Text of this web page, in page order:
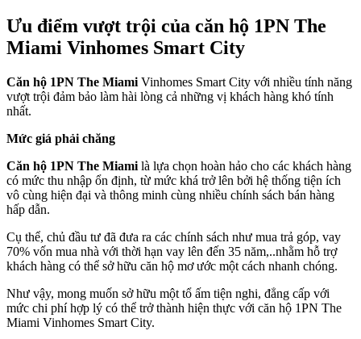
Ưu điểm vượt trội của căn hộ 1PN The
Miami Vinhomes Smart City
Căn hộ 1PN The Miami Vinhomes Smart City với nhiều tính năng
vượt trội đảm bảo làm hài lòng cả những vị khách hàng khó tính
nhất.
Mức giá phải chăng
Căn hộ 1PN The Miami là lựa chọn hoàn hảo cho các khách hàng
có mức thu nhập ổn định, từ mức khá trở lên bởi hệ thống tiện ích
vô cùng hiện đại và thông minh cùng nhiều chính sách bán hàng
hấp dẫn.
Cụ thể, chủ đầu tư đã đưa ra các chính sách như mua trả góp, vay
70% vốn mua nhà với thời hạn vay lên đến 35 năm,..nhằm hỗ trợ
khách hàng có thể sở hữu căn hộ mơ ước một cách nhanh chóng.
Như vậy, mong muốn sở hữu một tổ ấm tiện nghi, đẳng cấp với
mức chi phí hợp lý có thể trở thành hiện thực với căn hộ 1PN The
Miami Vinhomes Smart City.